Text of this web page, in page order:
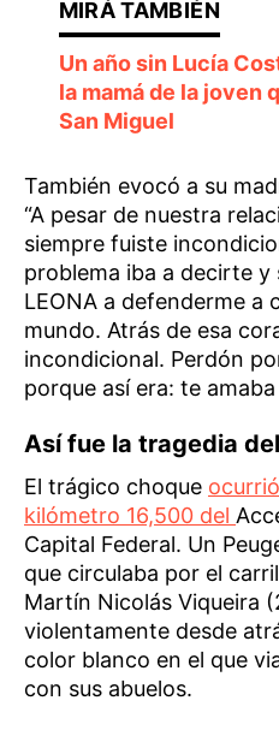
Un año sin Lucía
la mamá de la joven
San Miguel
También evocó a su
“A pesar de nuestra
siempre fuiste
problema iba a decirte y
LEONA a defenderme a
mundo. Atrás de esa
incondicional. Perdón
porque así era: te
Así fue la tragedia
El trágico choque
kilómetro 16,500 del
Capital Federal. Un
que circulaba por el
Martín Nicolás Viqueira
violentamente desde
color blanco en el que
con sus abuelos.